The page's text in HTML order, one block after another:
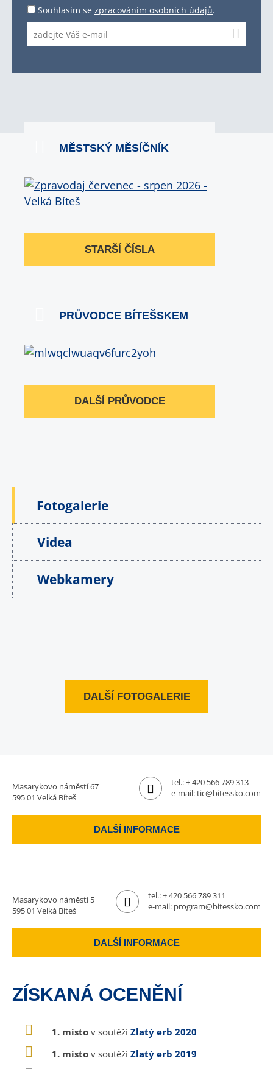
Souhlasím se zpracováním osobních údajů.
MĚSTSKÝ MĚSÍČNÍK
STARŠÍ ČÍSLA
PRŮVODCE BÍTEŠSKEM
DALŠÍ PRŮVODCE
Fotogalerie
Videa
Webkamery
DALŠÍ FOTOGALERIE
Masarykovo náměstí 67
595 01 Velká Bíteš
tel.:+ 420 566 789 313
e-mail:tic@bitessko.com
DALŠÍ INFORMACE
Masarykovo náměstí 5
595 01 Velká Bíteš
tel.:+ 420 566 789 311
e-mail: program@bitessko.com
DALŠÍ INFORMACE
ZÍSKANÁ OCENĚNÍ
1. místo v soutěži Zlatý erb 2020
1. místo v soutěži Zlatý erb 2019